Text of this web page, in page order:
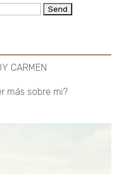
CARMEN
más sobre mi?